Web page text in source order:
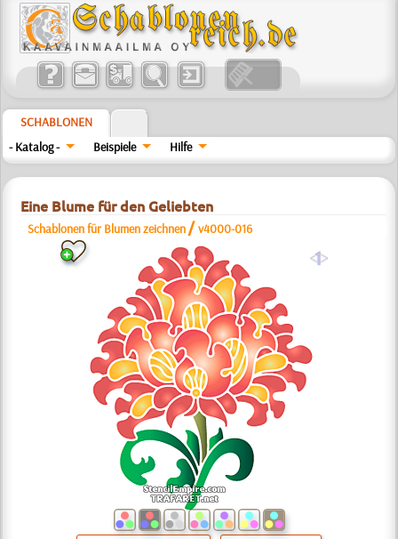
SCHABLONEN
- Katalog -
Beispiele Hilfe
Eine Blume für den Geliebten
Schablonen für Blumen zeichnen /v4000-016
a